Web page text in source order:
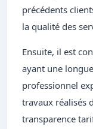
précédents
la qualité des
Ensuite, il est
ayant une
professionnel
travaux réalisés
transparence